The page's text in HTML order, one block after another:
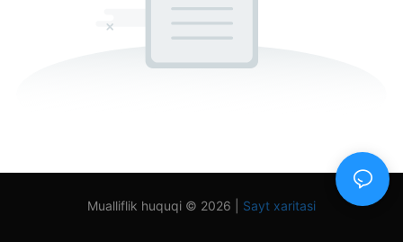
Mualliflik huquqi © 2026 | Sayt xaritasi